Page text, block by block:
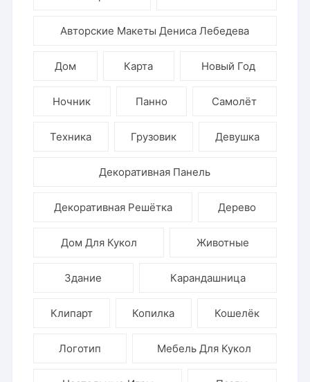
Авторские Макеты Дениса Лебедева
Дом Карта Новый Год
Ночник Панно Самолёт
Техника Грузовик Девушка
Декоративная Панель
Декоративная Решётка Дерево
Дом Для Кукол Животные
Здание Карандашница
Клипарт Копилка Кошелёк
Логотип Мебель Для Кукол